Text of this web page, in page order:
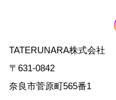
TATERUNARA株式会社
〒631-0842
奈良市菅原町565番1